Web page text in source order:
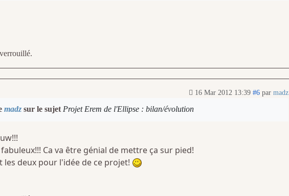
16 Mar 2012 13:39 #6 par madz
madzsur le sujet Projet Erem de l'Ellipse : bilan/évolution
Ca va être génial de mettre ça sur pied!
les deux pour l'idée de ce projet!